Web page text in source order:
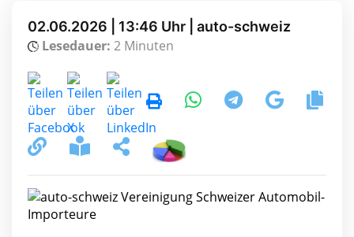
02.06.2026 | 13:46 Uhr | auto-schweiz
Lesedauer: 2 Minuten